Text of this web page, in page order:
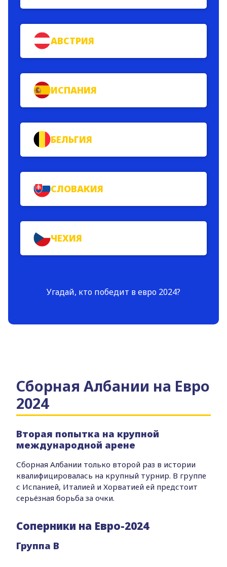
Сборная Албании на Евро
2024
Вторая попытка на крупной
международной арене
Сборная Албании только второй раз в истории
квалифицировалась на крупный турнир. В группе
с Испанией, Италией и Хорватией ей предстоит
серьёзная борьба за очки.
Соперники на Евро-2024
Группа B
АВСТРИЯ
ИСПАНИЯ
БЕЛЬГИЯ
СЛОВАКИЯ
ЧЕХИЯ
Угадай, кто победит в евро 2024?